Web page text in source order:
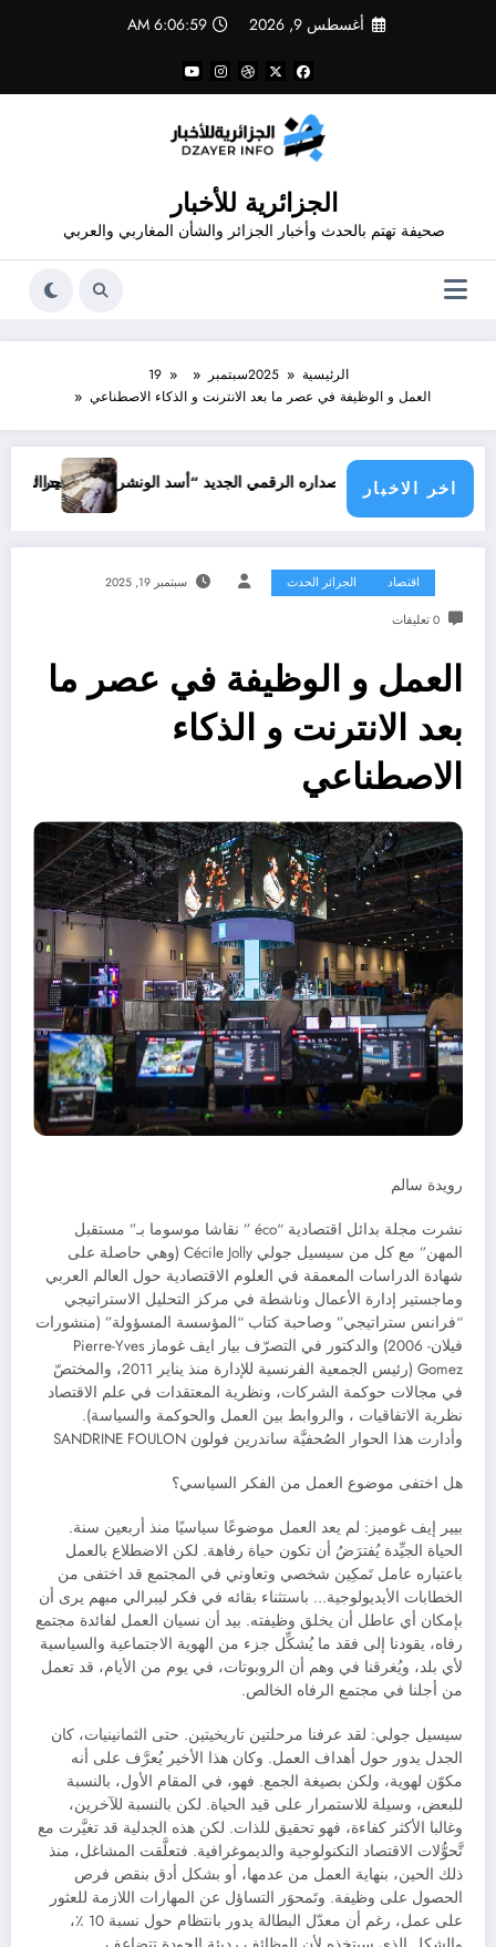
أغسطس 9, 2026 6:07:00 AM
الجزائرية للأخبار
صحيفة تهتم بالحدث وأخبار الجزائر والشأن المغاربي والعربي
الرئيسية 2025سبتمبر
19
العمل و الوظيفة في عصر ما بعد الانترنت و الذكاء الاصطناعي
اخر الاخبار
إصداره الرقمي الجديد “أسد الونشريس” تخليدا لنضال الشهيد الجيلالي
جرائم الاحتلال خلال حرب
اقتصاد الجزائر الحدث سبتمبر 19, 2025
0 تعليقات
العمل و الوظيفة في عصر ما
بعد الانترنت و الذكاء
الاصطناعي
رويدة سالم
نشرت مجلة بدائل اقتصادية “éco ” نقاشا موسوما بـ” مستقبل
المهن” مع كل من سيسيل جولي Cécile Jolly (وهي حاصلة على
شهادة الدراسات المعمقة في العلوم الاقتصادية حول العالم العربي
وماجستير إدارة الأعمال وناشطة في مركز التحليل الاستراتيجي
“فرانس ستراتيجي” وصاحبة كتاب “المؤسسة المسؤولة” (منشورات
فيلان- 2006) والدكتور في التصرّف بيار ايف غوماز Pierre-Yves
Gomez (رئيس الجمعية الفرنسية للإدارة منذ يناير 2011، والمختصّ
في مجالات حوكمة الشركات، ونظرية المعتقدات في علم الاقتصاد
نظرية الاتفاقيات ، والروابط بين العمل والحوكمة والسياسة).
وأدارت هذا الحوار الصُحفيَّة ساندرين فولون SANDRINE FOULON
هل اختفى موضوع العمل من الفكر السياسي؟
بيير إيف غوميز: لم يعد العمل موضوعًا سياسيًا منذ أربعين سنة.
الحياة الجيِّدة يُفترَضُ أن تكون حياة رفاهة. لكن الاضطلاع بالعمل
باعتباره عامل تَمكِين شخصي وتعاوني في المجتمع قد اختفى من
الخطابات الأيديولوجية… باستثناء بقائه في فكر ليبرالي مبهم يرى أن
بإمكان أي عاطل أن يخلق وظيفته. بيد أن نسيان العمل لفائدة مجتمع
رفاه، يقودنا إلى فقد ما يُشكِّل جزء من الهوية الاجتماعية والسياسية
لأي بلد، ويُغرقنا في وهم أن الروبوتات، في يوم من الأيام، قد تعمل
من أجلنا في مجتمع الرفاه الخالص.
سيسيل جولي: لقد عرفنا مرحلتين تاريخيتين. حتى الثمانينيات، كان
الجدل يدور حول أهداف العمل. وكان هذا الأخير يُعرَّف على أنه
مكوّن لهوية، ولكن بصيغة الجمع. فهو، في المقام الأول، بالنسبة
للبعض، وسيلة للاستمرار على قيد الحياة. لكن بالنسبة للآخرين،
وغالبا الأكثر كفاءة، فهو تحقيق للذات. لكن هذه الجدلية قد تغيَّرت مع
تَّحوُّلات الاقتصاد التكنولوجية والديموغرافية. فتعلَّقت المشاغل، منذ
ذلك الحين، بنهاية العمل من عدمها، أو بشكل أدق بنقص فرص
الحصول على وظيفة. وتَمحوَر التساؤل عن المهارات اللازمة للعثور
على عمل، رغم أن معدّل البطالة يدور بانتظام حول نسبة 10 ٪،